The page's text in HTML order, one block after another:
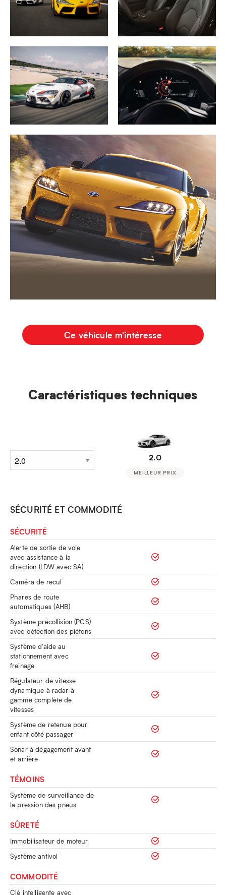
Ce véhicule m'intéresse
Caractéristiques techniques
2.0
MEILLEUR PRIX
SÉCURITÉ ET COMMODITÉ
SÉCURITÉ
Alerte de sortie de voie
avec assistance à la
direction (LDW avec SA)
Caméra de recul
Phares de route
automatiques (AHB)
Système précollision (PCS)
avec détection des piétons
Système d'aide au
stationnement avec
freinage
Régulateur de vitesse
dynamique à radar à
gamme complète de
vitesses
Système de retenue pour
enfant côté passager
Sonar à dégagement avant
et arrière
TÉMOINS
Système de surveillance de
la pression des pneus
SÛRETÉ
Immobilisateur de moteur
Système antivol
COMMODITÉ
Clé intelligente avec